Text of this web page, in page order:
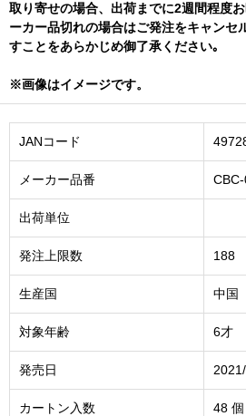
取り寄せの場合、出荷までに2週間程度
ーカー品切れの場合はご発注をキャンセ
すことをあらかじめ御了承ください｡
※画像はイメージです。
JANコード
メーカー品番
出荷単位
発注上限数 188
生産国 中国
対象年齢 6才
発売日
カートン入数 48 個